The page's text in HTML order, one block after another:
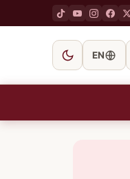
EN